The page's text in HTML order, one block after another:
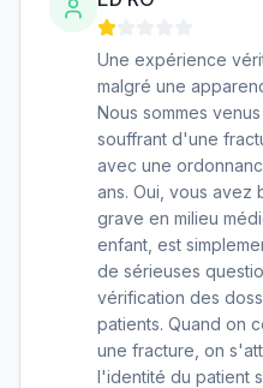
Une expérience
malgré une
Nous sommes
souffrant d'une
avec une
ans. Oui, vous avez
grave en milieu
enfant, est
de sérieuses
vérification des
patients. Quand on
une fracture, on
l'identité du patient